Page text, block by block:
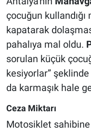
çocuğun
kapatarak
pahalıya mal oldu.
sorulan küçük
kesiyorlar”
da karmaşık hale
Ceza Miktarı
Motosiklet